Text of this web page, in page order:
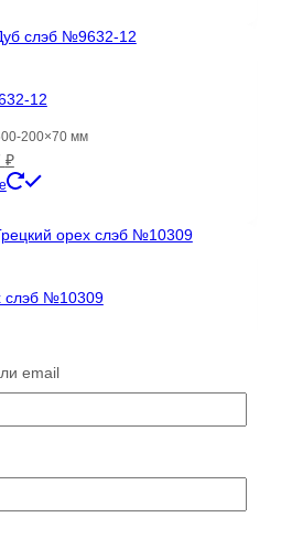
12
200×70 мм
₽.
₽Текущая
цена:
слэб №10309
₽.
цена:
email